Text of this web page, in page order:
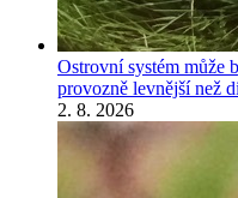
Ostrovní systém může
provozně levnější než
2. 8. 2026